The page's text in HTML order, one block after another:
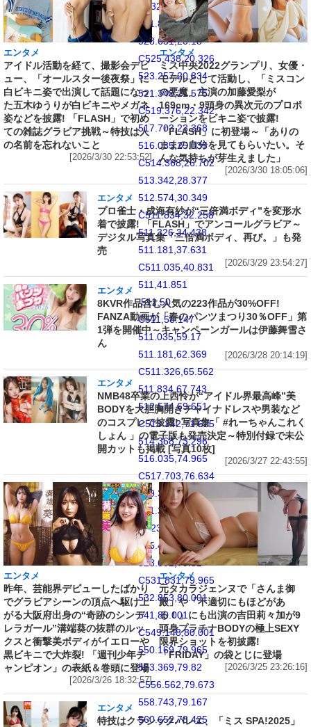
C532.853,20
531.831,20.033
528.631,20.18
C525.438,20.326
523.257,20.834
521.349,21.575
C519.376,22.342
517.703,23.368
516.035,25.035
C514.368,26.702
513.342,28.377
512.574,30.349
C511.834,32.258
511.326,34.438
511.181,37.631
C511.035,40.831
511,41.851
511,50
C511,58.147
511.035,59.17
511.181,62.369
C511.326,65.562
511.834,67.743
512.574,69.651
C513.342,71.625
514.368,73.296
516.035,74.965
C517.703,76.634
519.376,77.658
521.349,78.425
C523.257,79.167
525.438,79.673
528.631,79.82
C531.831,79.965
532.853,80.001
541,80.001
C549.148,80.001
550.169,79.965
553.369,79.82
C556.562,79.673
558.743,79.167
560.652,78.425
エンタメ
アイドル活動を経て、撮影会デビ
ュー、「オールスター後夜祭」に
白ビキニ姿で出演して話題になっ
た五木ゆうりが白ビキニやメガネ
姿などを披露! 「FLASH」で初め
ての雑誌グラビア挑戦～特技は人
の名前を忘れないこと
[2026/3/30 22:53:52]
エンタメ
ミス中央2022グランプリ、女優・
モデルとして活動し、「ミスコン
の悪魔」主演の加藤愛梨が
169cm・9頭身の異次元のプロポ
ーションをビキニ姿で披露!
「FLASH」に初登場～「ありの
ままの自分を見てもらいたい。そ
んな気持ちが芽生えました」
[2026/3/30 18:05:06]
エンタメ
プロ雀士・成海有紗が“三倍満ボディ”を変形水
着で披露! 「FLASH」でアンコールグラビア～
デジタル写真集「三倍満ボディ、再び。」も発
売
[2026/3/29 23:54:27]
エンタメ
8KVR作品含む人気の223作品が30%OFF!
FANZA動画が「春のパンツまつり30％OFF」第
1弾を開催中～キャンペーンガールは伊藤舞雪さ
ん
[2026/3/28 20:14:19]
エンタメ
NMB48卒業の上西怜が“アイドル界最高峰”美
BODYを大胆胸開きチャイナドレスや男装など
のコスプレで披露! 写真集「 #れーちゃんこれく
しょん 」の電子版も発売決定～特別付録で未公
開カットも掲載 [写真10枚]
[2026/3/27 22:43:55]
エンタメ
昨年、芸能界デビューしたばかり
でグラビアシーンの頂点へ駆け上
がる大阪府出身の“奇跡のシンデ
レラガール”溝端葵の抜群のルッ
クスと衝撃美ボディがイエローや
黒ビキニで大炸裂! 「週刊少年チ
ャンピオン」の表紙＆巻頭に登場
[2026/3/26 18:32:57]
エンタメ
元タカラジェンヌで「さんま御
殿」や「不適切にもほどがあ
る！」にも出演の吉田莉々加が9
頭身プラチナBODYの極上SEXY
限界ショットを初披露!
「FRIDAY」の袋とじに登場
[2026/3/25 23:26:16]
エンタメ
特技はクラシックバレエ、「ミス SPA!2025」